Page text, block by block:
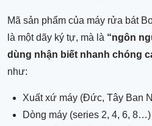
Mã sản phẩm của máy rửa bát
là một dãy ký tự, mà là “ngôn
dùng nhận biết nhanh chóng
như:
Xuất xứ máy (Đức, Tây Ban
Dòng máy (series 2, 4, 6, 8…)